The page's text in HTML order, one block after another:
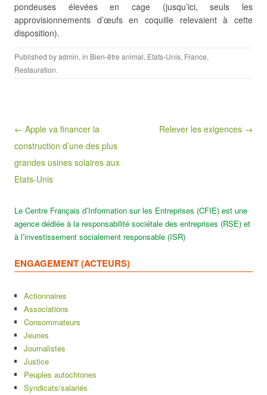
pondeuses élevées en cage (jusqu’ici, seuls les
approvisionnements d’œufs en coquille relevaient à cette
disposition).
Published byadmin, in Bien-être animal, Etats-Unis, France,
Restauration.
Post navigation
← Apple va financer la
construction d’une des plus
grandes usines solaires aux
Etats-Unis
Relever les exigences →
Le Centre Français d’Information sur les Entreprises (CFIE) est une
agence dédiée à la responsabilité sociétale des entreprises (RSE) et
à l’investissement socialement responsable (ISR)
ENGAGEMENT (ACTEURS)
Actionnaires
Associations
Consommateurs
Jeunes
Journalistes
Justice
Peuples autochtones
Syndicats/salariés